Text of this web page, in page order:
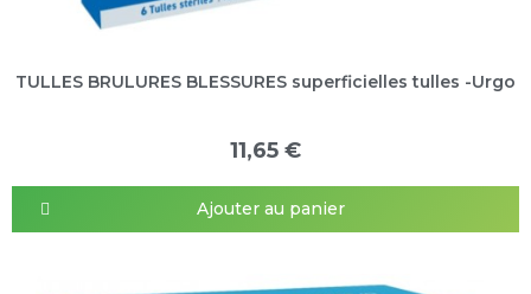
TULLES BRULURES BLESSURES superficielles tulles -Urgo
11,65 €
Ajouter au panier